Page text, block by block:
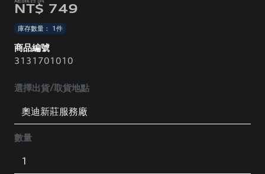
NT$ 749
庫存數量： 1件
商品編號
3131701010
選擇出貨/取貨地點
數量